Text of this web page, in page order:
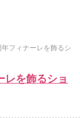
フィナーレを飾るシ
レを飾るショ